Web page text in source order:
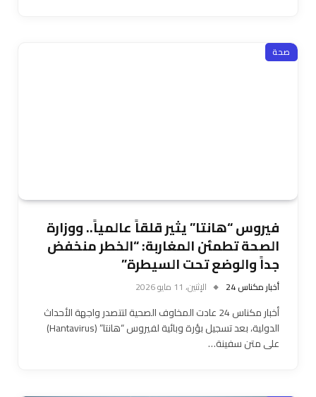
صحة
فيروس “هانتا” يثير قلقاً عالمياً.. ووزارة
الصحة تطمئن المغاربة: “الخطر منخفض
جداً والوضع تحت السيطرة”
أخبار مكناس 24 الإثنين، 11 مايو 2026
أخبار مكناس 24 ​عادت المخاوف الصحية لتتصدر واجهة الأحداث
الدولية، بعد تسجيل بؤرة وبائية لفيروس “هانتا” (Hantavirus)
على متن سفينة…